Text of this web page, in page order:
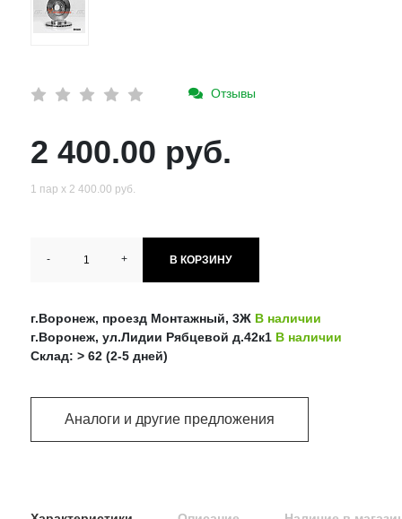
Отзывы
2 400.00 руб.
1 пар х 2 400.00 руб.
- + В КОРЗИНУ
г.Воронеж, проезд Монтажный, 3Ж В наличии
г.Воронеж, ул.Лидии Рябцевой д.42к1 В наличии
Склад: > 62 (2-5 дней)
Аналоги и другие предложения